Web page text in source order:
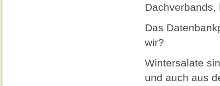
Das
wir?
Wintersalate
und auch aus